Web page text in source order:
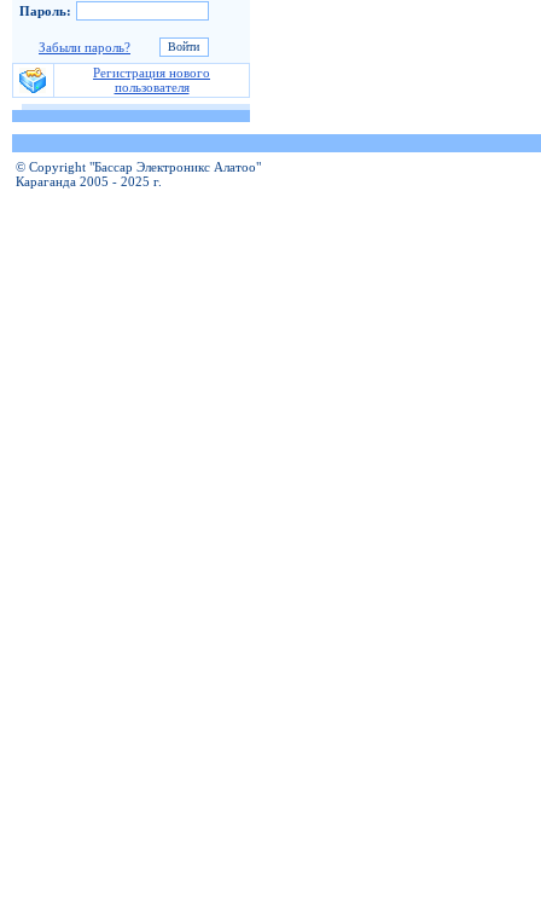
Пароль:
Забыли пароль?
Регистрация нового
пользователя
© Copyright "Бассар Электроникс Алатоо"
Караганда 2005 - 2025 г.